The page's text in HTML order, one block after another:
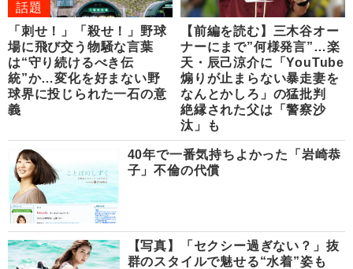
話題
「刺せ！」「殺せ！」野球
場に飛び交う物騒な言葉
は“守り続けるべき伝
統”か…変化を好まない野
球界に投じられた一石の意
義
【前編を読む】三木谷オー
ナーにまで”何様発言”…楽
天・辰己涼介に「YouTube
煽りが止まらない暴走妻を
なんとかしろ」の猛批判
絶縁された父は「警察沙
汰」も
40年で一番気持ちよかった「岩崎恭
子」不倫の代償
【写真】「セクシー過ぎない？」抜
群のスタイルで魅せる“水着”姿も